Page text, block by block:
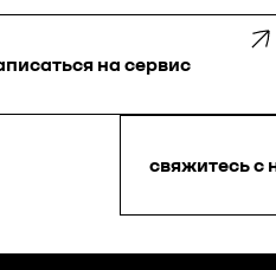
на сервис
свяжитесь с